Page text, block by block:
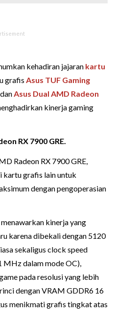
kehadiran jajaran kartu
grafis Asus TUF Gaming
Asus Dual AMD Radeon
kinerja gaming
RX 7900 GRE.
Radeon RX 7900 GRE,
kartu grafis lain untuk
dengan pengoperasian
kinerja yang
karena dibekali dengan 5120
sekaligus clock speed
MHz dalam mode OC),
pada resolusi yang lebih
dengan VRAM GDDR6 16
menikmati grafis tingkat atas